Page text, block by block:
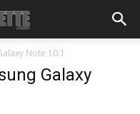
Note 10.1
Galaxy